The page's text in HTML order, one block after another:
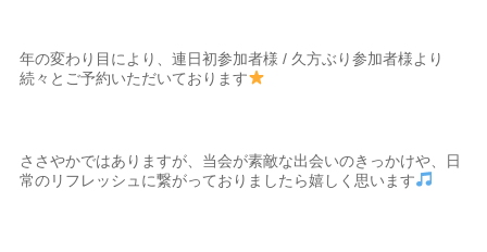
年の変わり目により、連日初参加者様 / 久方ぶり参加者様より
続々とご予約いただいております
ささやかではありますが、当会が素敵な出会いのきっかけや、日
常のリフレッシュに繋がっておりましたら嬉しく思います